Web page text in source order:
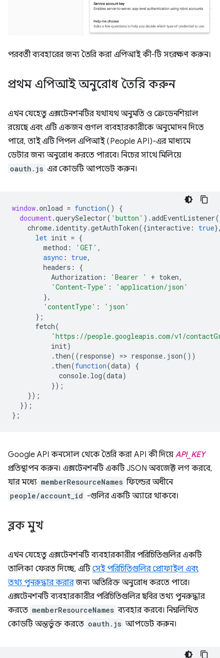
পরবর্তী ব্যবহারের জন্য তৈরি করা এপিআই কী-টি সংরক্ষণ করুন।
প্রথম এপিআই অনুরোধ তৈরি করুন
এখন যেহেতু এক্সটেনশনটির যথাযথ অনুমতি ও ক্রেডেনশিয়াল
রয়েছে এবং এটি একজন গুগল ব্যবহারকারীকে অনুমোদন দিতে
পারে, তাই এটি পিপল এপিআই (People API)-এর মাধ্যমে
ডেটার জন্য অনুরোধ করতে পারবে। নিচের সাথে মিলিয়ে
oauth.js এর কোডটি আপডেট করুন।
window.onload = function()
{
document.querySelector( 'button' ).addEventListener(
chrome. identity.getAuthToken({interactive : true
let init = {
method : 'GET' ,
async : true,
headers :
{
Authorization : 'Bearer ' + token,
'Content-Type' :
'application/json'
},
'contentType' :
'json'
};
fetch(
'https://people.googleapis.com/v1/
init)
. then((response) => response. json())
. then(function(data)
{
console. log(data)
});
});
});
};
Google API কনসোল থেকে তৈরি করা API কী দিয়ে API_KEY
প্রতিস্থাপন করুন। এক্সটেনশনটি একটি JSON অবজেক্ট লগ করবে,
যার মধ্যে memberResourceNames ফিল্ডের অধীনে
people/account_id -গুলির একটি অ্যারে থাকবে।
ব্লক মুখ
এখন যেহেতু এক্সটেনশনটি ব্যবহারকারীর পরিচিতিগুলির একটি
তালিকা ফেরত দিচ্ছে, এটিসেই পরিচিতিগুলির প্রোফাইল এবং
তথ্য পুনরুদ্ধার করারজন্য অতিরিক্ত অনুরোধ করতে পারে।
এক্সটেনশনটি ব্যবহারকারীর পরিচিতিগুলির ছবির তথ্য পুনরুদ্ধার
করতে memberResourceNames ব্যবহার করবে। নিম্নলিখিত
কোডটি অন্তর্ভুক্ত করতে oauth.js আপডেট করুন।